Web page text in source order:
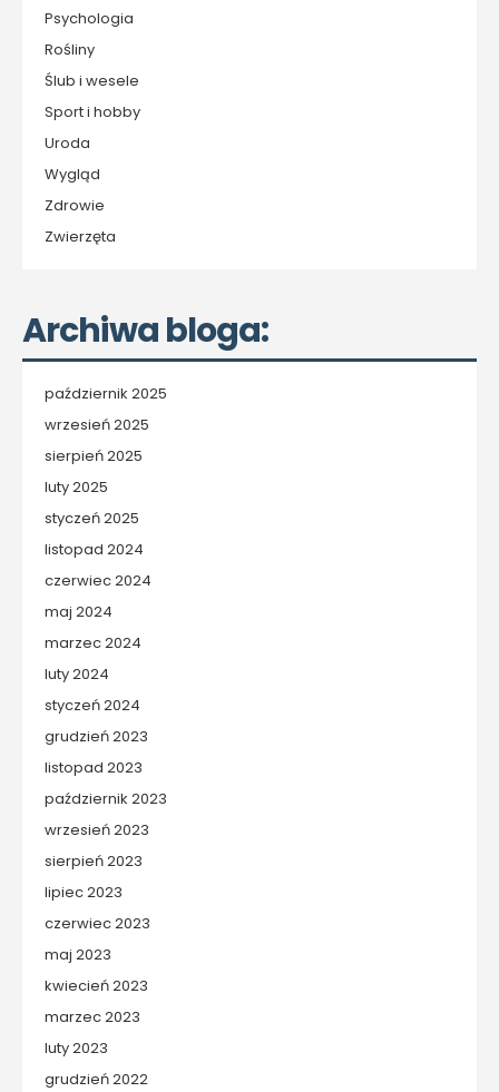
Psychologia
Rośliny
Ślub i wesele
Sport i hobby
Uroda
Wygląd
Zdrowie
Zwierzęta
Archiwa bloga:
październik 2025
wrzesień 2025
sierpień 2025
luty 2025
styczeń 2025
listopad 2024
czerwiec 2024
maj 2024
marzec 2024
luty 2024
styczeń 2024
grudzień 2023
listopad 2023
październik 2023
wrzesień 2023
sierpień 2023
lipiec 2023
czerwiec 2023
maj 2023
kwiecień 2023
marzec 2023
luty 2023
grudzień 2022